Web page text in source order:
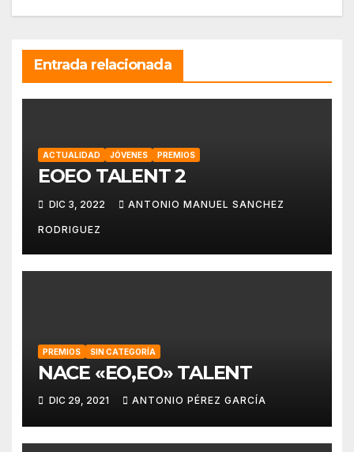
Entrada relacionada
ACTUALIDAD JÓVENES PREMIOS
EOEO TALENT 2
DIC 3, 2022 ANTONIO MANUEL SANCHEZ
RODRIGUEZ
PREMIOS SIN CATEGORÍA
NACE «EO,EO» TALENT
DIC 29, 2021 ANTONIO PÉREZ GARCÍA